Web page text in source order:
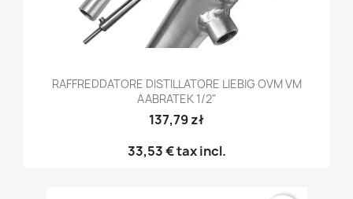
RAFFREDDATORE DISTILLATORE LIEBIG OVM VM
AABRATEK 1/2"
137,79 zł
33,53 €tax incl.